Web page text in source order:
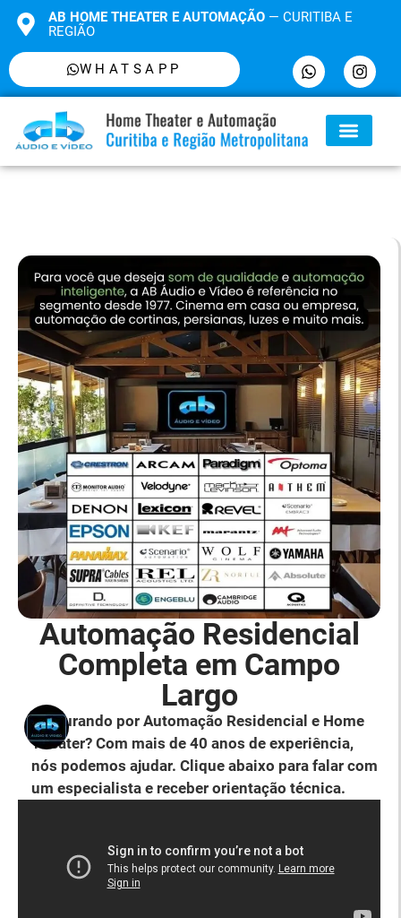
AB HOME THEATER E AUTOMAÇÃO— CURITIBA E
REGIÃO
WHATSAPP
Automação Residencial
Completa em Campo
Largo
Procurando por Automação Residencial e Home
Theater? Com mais de 40 anos de experiência,
nós podemos ajudar. Clique abaixo para falar com
um especialista e receber orientação técnica.